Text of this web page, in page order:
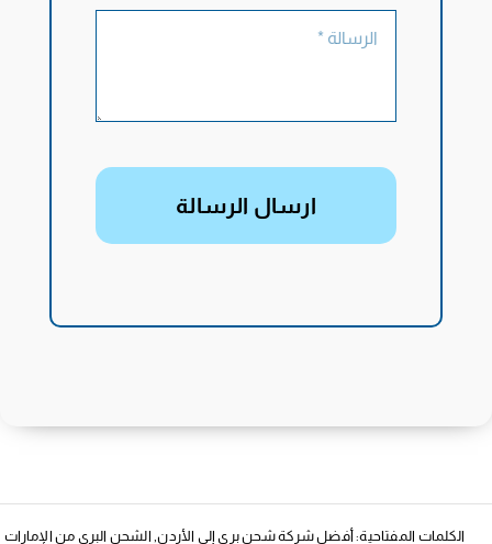
ارسال الرسالة
الكلمات المفتاحية:أفضل شركة شحن بري إلى الأردن, الشحن البري من الإمارات